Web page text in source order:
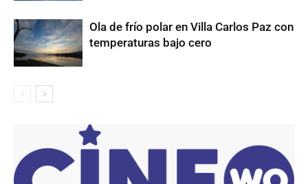
Ola de frío polar en Villa Carlos Paz con
temperaturas bajo cero